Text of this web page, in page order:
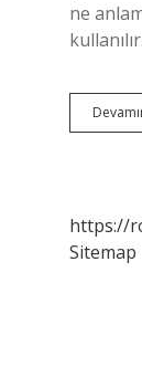
ne
https://
Sitemap